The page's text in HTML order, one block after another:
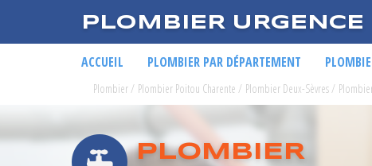
PLOMBIER URGENCE
ACCUEIL PLOMBIER PAR DÉPARTEMENT
Plombier/ Plombier Poitou Charente / Plombier Deux-Sèvres/
PLOMBIER